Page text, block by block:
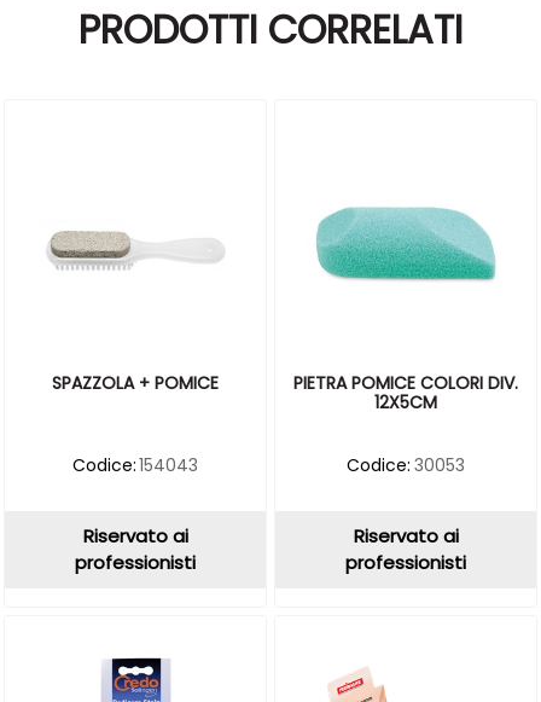
PRODOTTI CORRELATI
SPAZZOLA + POMICE
Codice:154043
Riservato ai
professionisti
PIETRA POMICE COLORI DIV.
12X5CM
Codice: 30053
Riservato ai
professionisti